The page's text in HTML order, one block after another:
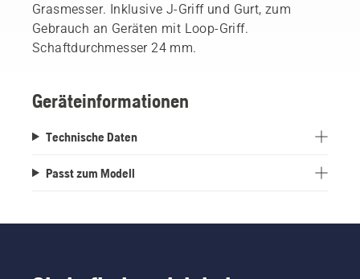
Grasmesser. Inklusive J-Griff und Gurt, zum
Gebrauch an Geräten mit Loop-Griff.
Schaftdurchmesser 24 mm.
Geräteinformationen
Technische Daten
Passt zum Modell